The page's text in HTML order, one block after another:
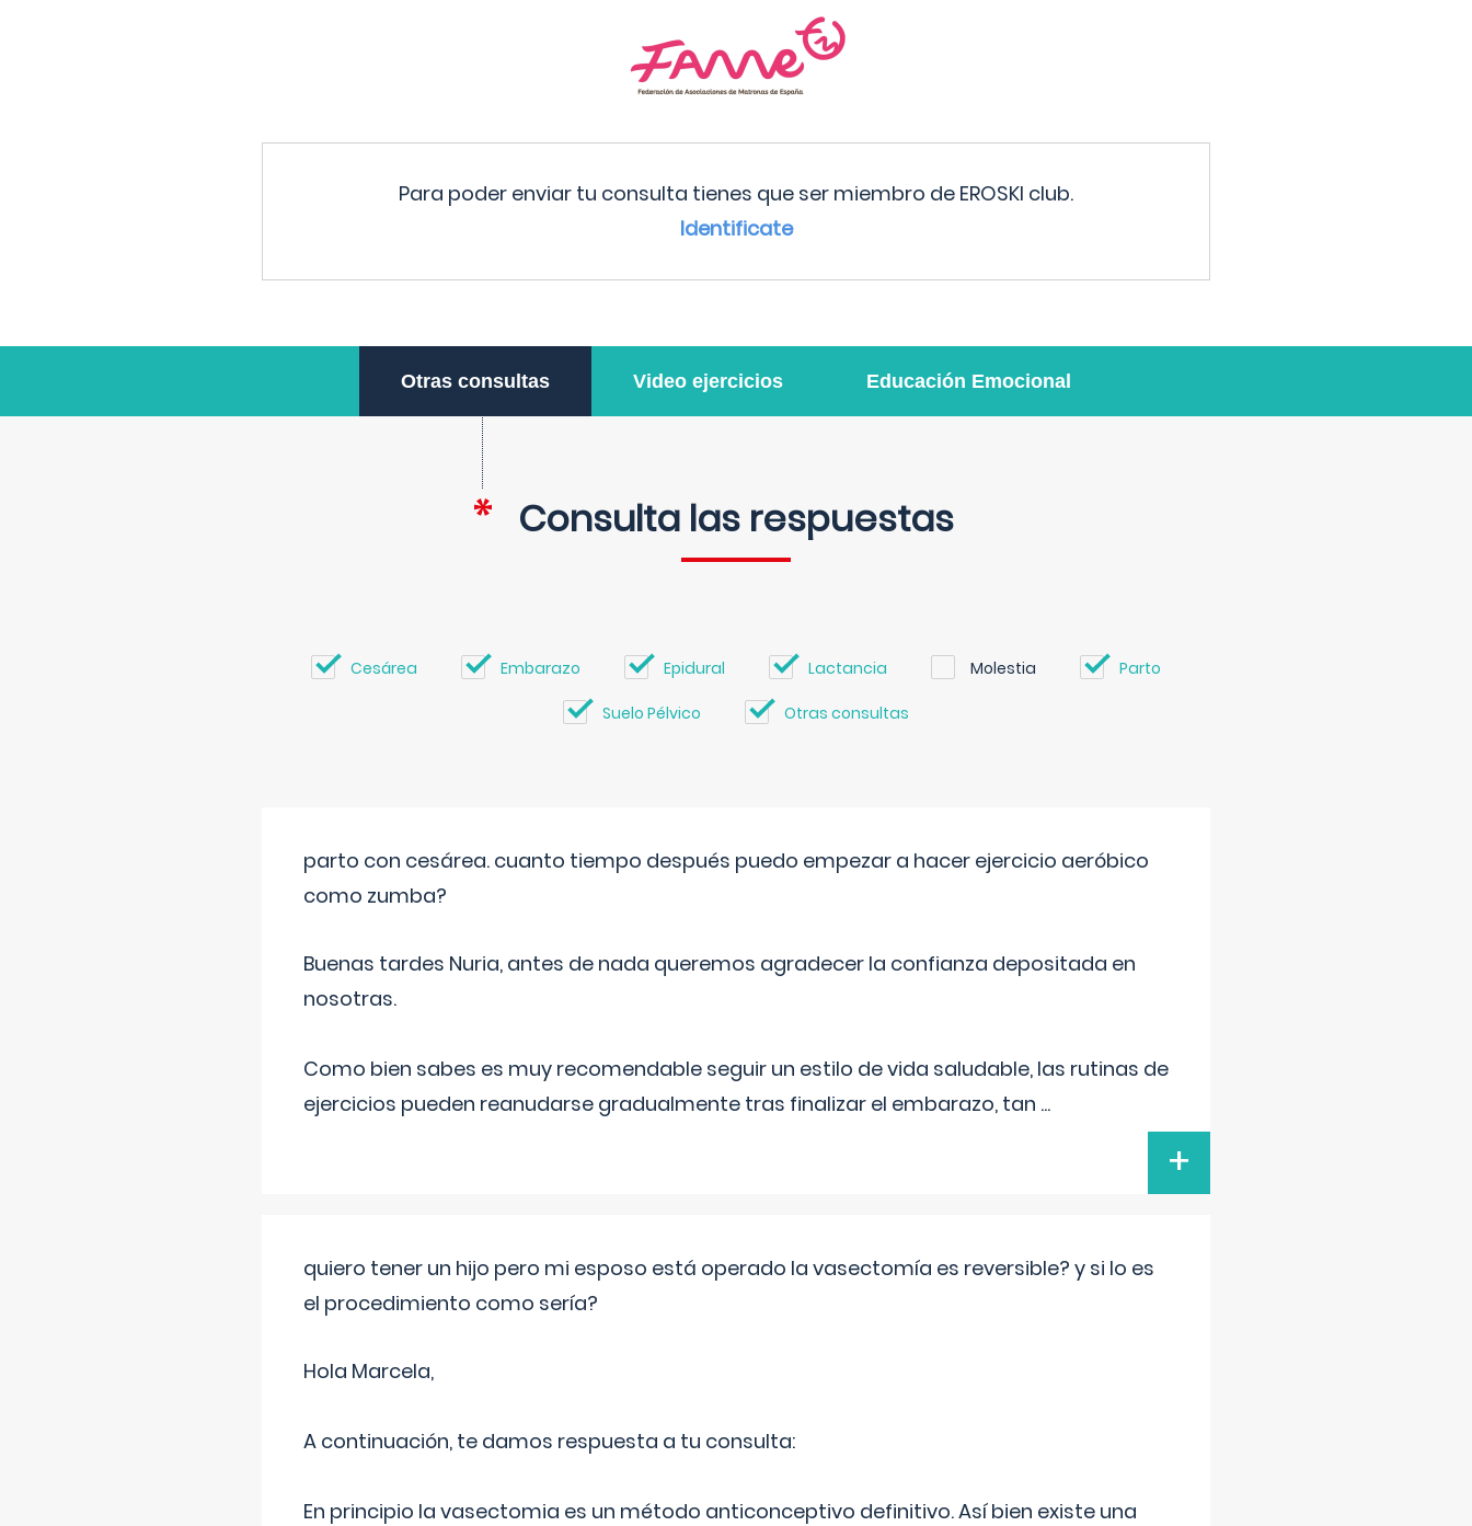
Para poder enviar tu consulta tienes que ser miembro de EROSKI club.
Identificate
Otras consultas Video ejercicios Educación Emocional
Consulta las respuestas
Cesárea Embarazo Epidural Lactancia Molestia Parto
Suelo Pélvico Otras consultas
parto con cesárea. cuanto tiempo después puedo empezar a hacer ejercicio aeróbico
como zumba?
Buenas tardes Nuria, antes de nada queremos agradecer la confianza depositada en
nosotras.
Como bien sabes es muy recomendable seguir un estilo de vida saludable, las rutinas de
ejercicios pueden reanudarse gradualmente tras finalizar el embarazo, tan ...
+
quiero tener un hijo pero mi esposo está operado la vasectomía es reversible? y si lo es
el procedimiento como sería?
Hola Marcela,
A continuación, te damos respuesta a tu consulta:
En principio la vasectomia es un método anticonceptivo definitivo. Así bien existe una